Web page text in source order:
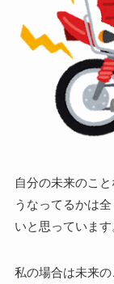
自分の未来のこ
うなってるかは
いと思っています
私の場合は未来